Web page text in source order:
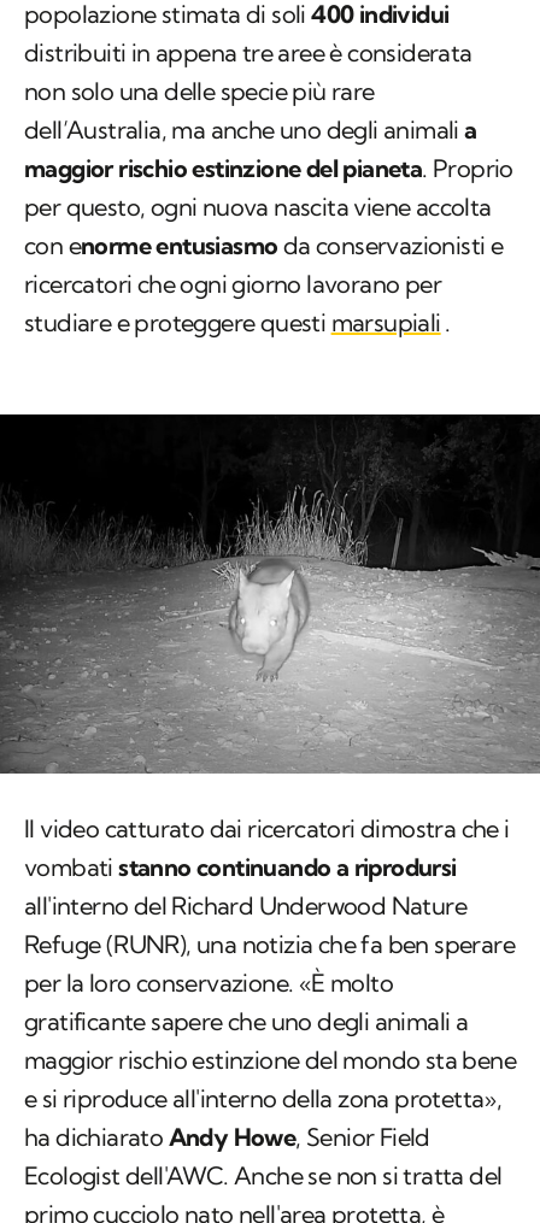
popolazione stimata di soli400 individui
distribuiti in appena tre aree è considerata
non solo una delle specie più rare
dell’Australia, ma anche uno degli animalia
maggior rischio estinzione del pianeta. Proprio
per questo, ogni nuova nascita viene accolta
con enorme entusiasmo da conservazionisti e
ricercatori che ogni giorno lavorano per
studiare e proteggere questi marsupiali .
Il video catturato dai ricercatori dimostra che i
vombatistanno continuando a riprodursi
all'interno del Richard Underwood Nature
Refuge(RUNR), una notizia che fa ben sperare
per la loro conservazione. «È molto
gratificante sapere che uno degli animali a
maggior rischio estinzione del mondo sta bene
e si riproduce all'interno della zona protetta»,
ha dichiarato Andy Howe, Senior Field
Ecologist dell'AWC. Anche se non si tratta del
primo cucciolo nato nell'area protetta, è